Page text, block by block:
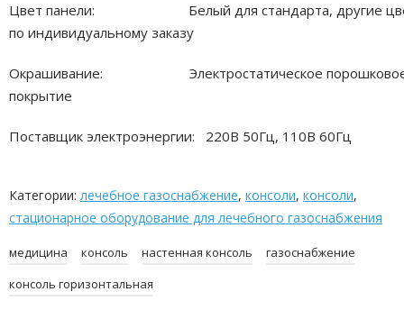
Цвет панели: Белый для стандарта, другие
по индивидуальному заказу
Окрашивание: Электростатическое
покрытие
Поставщик электроэнергии: 220В 50Гц, 110В 60Гц
Категории: лечебное газоснабжение, консоли, консоли,
стационарное оборудование для лечебного газоснабжения
медицина консоль настенная консоль
газоснабжение
консоль горизонтальная